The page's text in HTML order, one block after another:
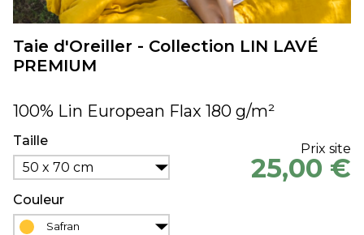
Taie d'Oreiller - Collection LIN LAVÉ
PREMIUM
100% Lin European Flax 180 g/m²
Taille
50 x 70 cm
Couleur
Safran
Prix site
25,00 €